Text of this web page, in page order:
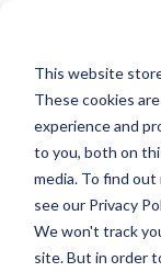
This website
These cookies
experience and
to you, both on
media. To find
see our Privacy
We won't track
site. But in order
contenu